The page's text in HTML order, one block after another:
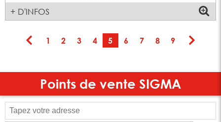
+ D'INFOS
1 2 3 4 5 6 7 8 9
Points de vente SIGMA